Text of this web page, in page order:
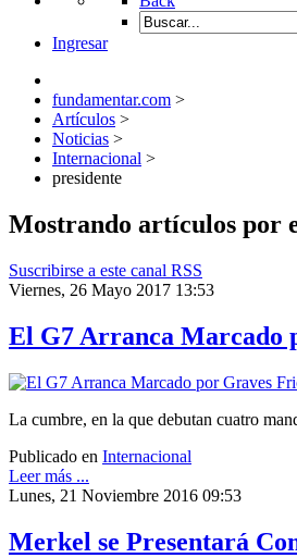
Ingresar
fundamentar.com >
Artículos >
Noticias >
Internacional >
presidente
Mostrando artículos por
Suscribirse a este canal RSS
Viernes, 26 Mayo 2017 13:53
El G7 Arranca Marcado
La cumbre, en la que debutan cuatro
Publicado en Internacional
Leer más ...
Lunes, 21 Noviembre 2016 09:53
Merkel se Presentará